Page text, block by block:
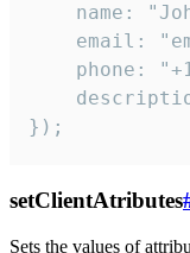
name:
email:
phone:
});
setClientAtributes
Sets the values ​​of